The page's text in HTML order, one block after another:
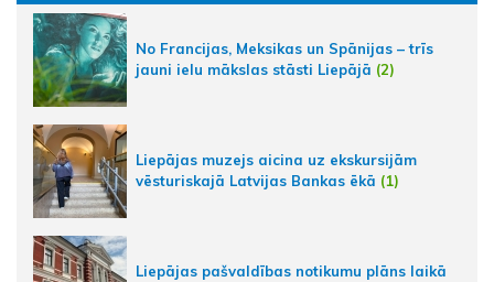
No Francijas, Meksikas un Spānijas – trīs
jauni ielu mākslas stāsti Liepājā (2)
Liepājas muzejs aicina uz ekskursijām
vēsturiskajā Latvijas Bankas ēkā (1)
Liepājas pašvaldības notikumu plāns laikā